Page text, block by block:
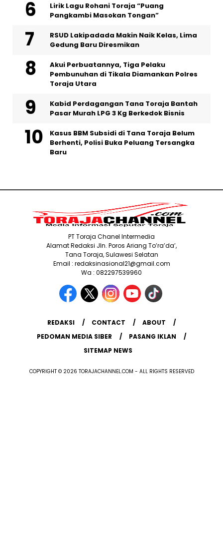
Lirik Lagu Rohani Toraja “Puang
Pangkambi Masokan Tongan”
RSUD Lakipadada Makin Naik Kelas, Lima
Gedung Baru Diresmikan
Akui Perbuatannya, Tiga Pelaku
Pembunuhan di Tikala Diamankan Polres
Toraja Utara
Kabid Perdagangan Tana Toraja Bantah
Pasar Murah LPG 3 Kg Berkedok Bisnis
Kasus BBM Subsidi di Tana Toraja Belum
Berhenti, Polisi Buka Peluang Tersangka
Baru
PT Toraja Chanel Intermedia
Alamat Redaksi Jln. Poros Ariang To’ra’da’,
Tana Toraja, Sulawesi Selatan
Email : redaksinasional21@gmail.com
Wa : 082297539960
REDAKSI CONTACT
ABOUT
PEDOMAN MEDIA SIBER
PASANG IKLAN
SITEMAP NEWS
COPYRIGHT © 2026 TORAJACHANNEL.COM - ALL RIGHTS RESERVED